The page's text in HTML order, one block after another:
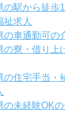
の駅から徒歩
祉求人
の車通勤可の
の寮・借り上
の住宅手当・
の未経験OK